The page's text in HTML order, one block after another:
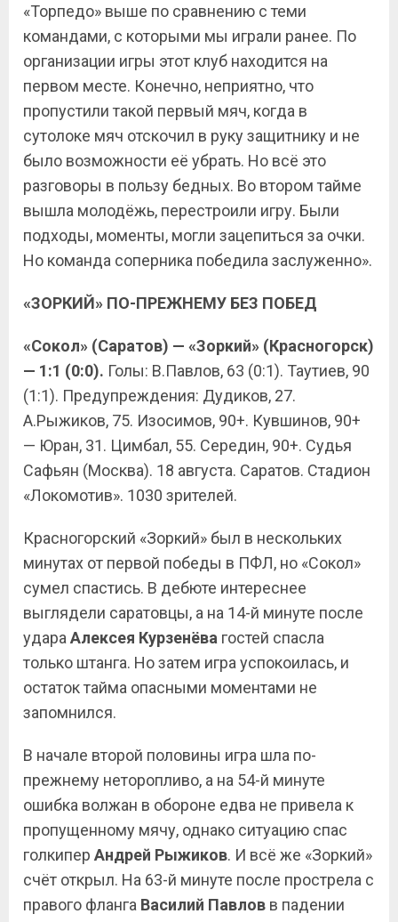
«Торпедо» выше по сравнению с теми
командами, с которыми мы играли ранее. По
организации игры этот клуб находится на
первом месте. Конечно, неприятно, что
пропустили такой первый мяч, когда в
сутолоке мяч отскочил в руку защитнику и не
было возможности её убрать. Но всё это
разговоры в пользу бедных. Во втором тайме
вышла молодёжь, перестроили игру. Были
подходы, моменты, могли зацепиться за очки.
Но команда соперника победила заслуженно».
«ЗОРКИЙ» ПО-ПРЕЖНЕМУ БЕЗ ПОБЕД
«Сокол» (Саратов) — «Зоркий» (Красногорск)
— 1:1 (0:0). Голы: В.Павлов, 63 (0:1). Таутиев, 90
(1:1). Предупреждения: Дудиков, 27.
А.Рыжиков, 75. Изосимов, 90+. Кувшинов, 90+
— Юран, 31. Цимбал, 55. Середин, 90+. Судья
Сафьян (Москва). 18 августа. Саратов. Стадион
«Локомотив». 1030 зрителей.
Красногорский «Зоркий» был в нескольких
минутах от первой победы в ПФЛ, но «Сокол»
сумел спастись. В дебюте интереснее
выглядели саратовцы, а на 14-й минуте после
удара Алексея Курзенёва гостей спасла
только штанга. Но затем игра успокоилась, и
остаток тайма опасными моментами не
запомнился.
В начале второй половины игра шла по-
прежнему неторопливо, а на 54-й минуте
ошибка волжан в обороне едва не привела к
пропущенному мячу, однако ситуацию спас
голкипер Андрей Рыжиков. И всё же «Зоркий»
счёт открыл. На 63-й минуте после прострела с
правого фланга Василий Павлов в падении